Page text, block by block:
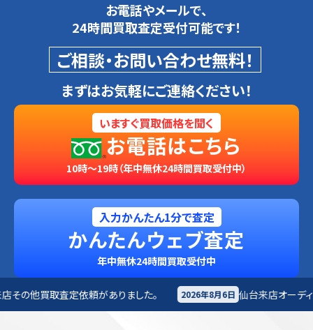
お電話やメールで、
24時間買取査定受付可能です！
ご相談・お問い合わせ無料！
まずはお気軽にご連絡ください！
いますぐ買取価格を聞く
お電話はこちら
10時～19時（年中無休24時間買取受付中）
入力かんたん1分で査定
かんたんウェブ査定
年中無休24時間買取受付中
ありました。 2026年8月6日 仙台来店オーディオ買取査定依頼があり